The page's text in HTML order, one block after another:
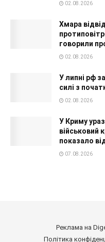
02.08.2026
Хмара
говорили
02.08.2026
У липні рф
силі з
02.08.2026
У Криму
військовий
показало
07.08.2026
Реклама на
Політика